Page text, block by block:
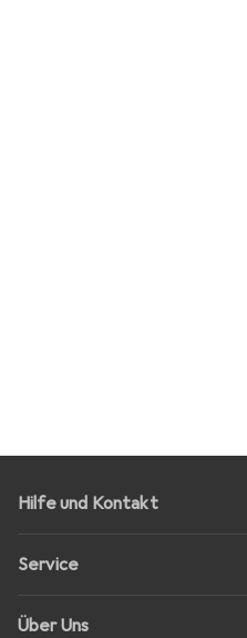
Hilfe und Kontakt
Service
Über Uns